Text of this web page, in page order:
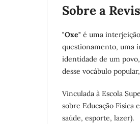
Sobre a
"Oxe" é uma
questionamento, uma
identidade de um
desse vocábulo
Vinculada à Escola
sobre Educação Física
saúde, esporte, lazer).